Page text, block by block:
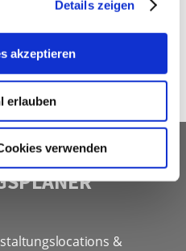
Details zeigen
akzeptieren
erlauben
verwenden
&